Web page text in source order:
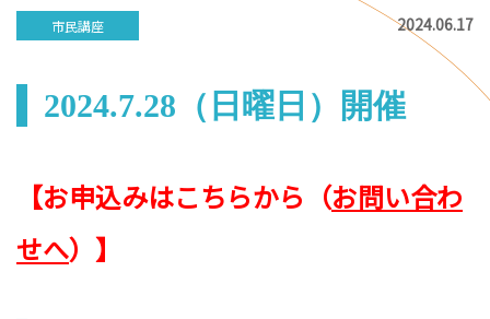
市民講座 2024.06.17
2024.7.28（日曜日）開催
【お申込みはこちらから（お問い合わ
せへ）】